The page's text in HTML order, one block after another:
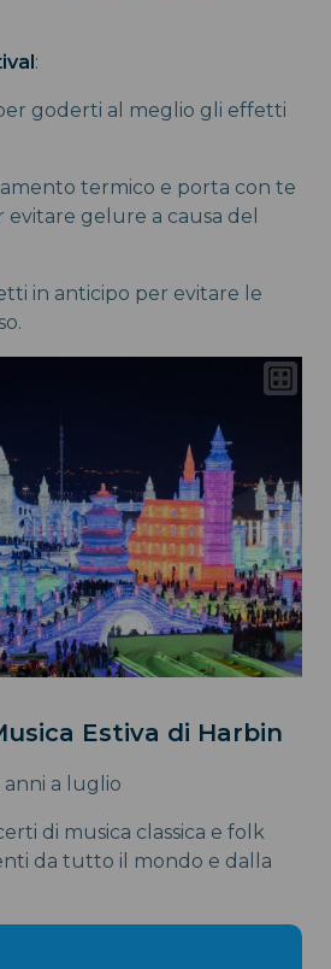
:
goderti al meglio gli effetti
termico e porta con te
evitare gelure a causa del
in anticipo per evitare le
Estiva di Harbin
anni a luglio
di musica classica e folk
da tutto il mondo e dalla